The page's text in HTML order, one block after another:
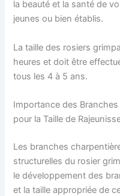
la beauté et la santé de
jeunes ou bien établis.
La taille des rosiers
heures et doit être
tous les 4 à 5 ans.
Importance des
pour la Taille de
Les branches
structurelles du rosier
le développement des
et la taille appropriée de